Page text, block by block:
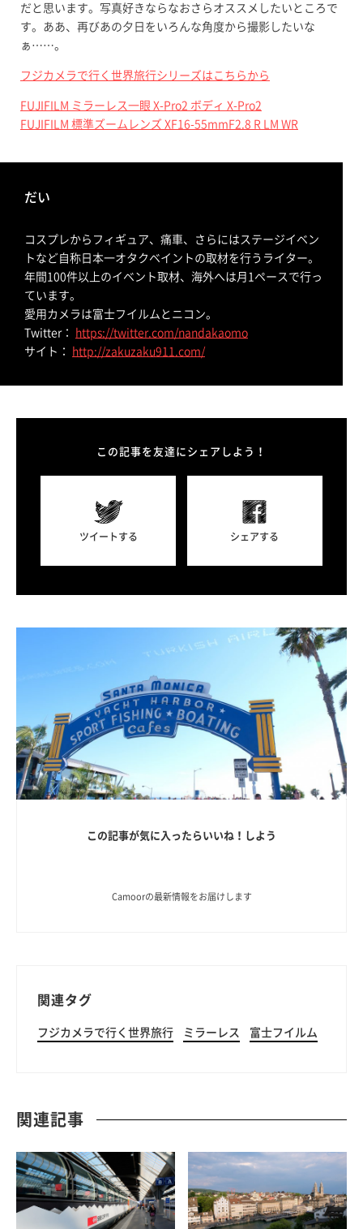
だと思います。写真好きならなおさらオススメしたいところで
す。ああ、再びあの夕日をいろんな角度から撮影したいな
ぁ……。
フジカメラで行く世界旅行シリーズはこちらから
FUJIFILM ミラーレス一眼 X-Pro2 ボディ X-Pro2
FUJIFILM 標準ズームレンズ XF16-55mmF2.8 R LM WR
だい
コスプレからフィギュア、痛車、さらにはステージイベン
トなど自称日本一オタクベイントの取材を行うライター。
年間100件以上のイベント取材、海外へは月1ペースで行っ
ています。
愛用カメラは富士フイルムとニコン。
Twitter：
https://twitter.com/nandakaomo
サイト：
http://zakuzaku911.com/
この記事を友達にシェアしよう！
ツイートする シェアする
この記事が気に入ったらいいね！しよう
Camoorの最新情報をお届けします
関連タグ
フジカメラで行く世界旅行 ミラーレス 富士フイルム
関連記事